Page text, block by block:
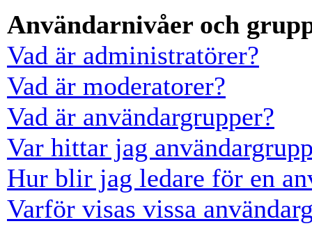
Användarnivåer och
Vad är administratörer?
Vad är moderatorer?
Vad är användargrupper?
Var hittar jag
Hur blir jag ledare för en
Varför visas vissa